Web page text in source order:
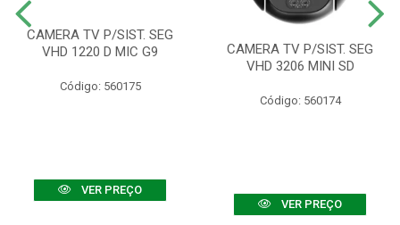
CAMERA TV P/SIST. SEG
VHD 1220 D MIC G9
Código: 560175
VER PREÇO
CAMERA TV P/SIST. SEG
VHD 3206 MINI SD
Código: 560174
VER PREÇO